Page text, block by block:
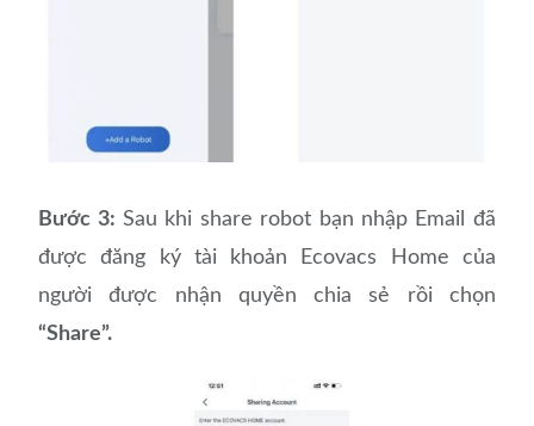
Bước 3: Sau khi share robot bạn nhập Email đã
được đăng ký tài khoản Ecovacs Home của
người được nhận quyền chia sẻ rồi chọn
“Share”.